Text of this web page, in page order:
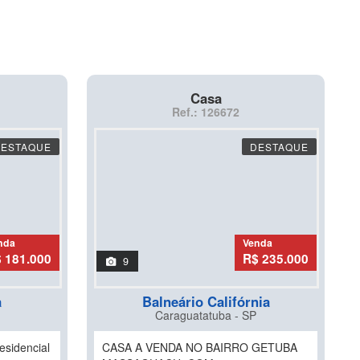
181.000
Casa
Ref.: 126672
DESTAQUE
9
Venda
R$ 235.000
Balneário Califórnia
Caraguatatuba - SP
CASA A VENDA NO BAIRRO GETUBA